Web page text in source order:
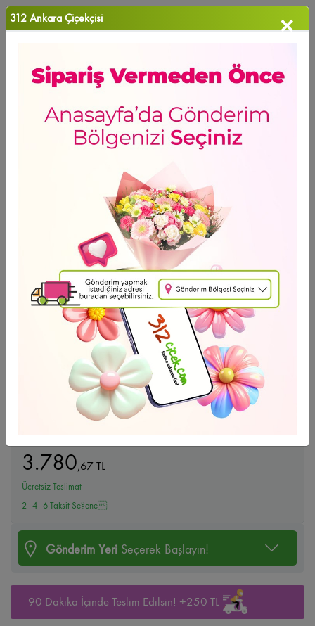
Anasayfa>Canım Annem
GÜNÜN FIRSATI
3.780,67 TL
Ücretsiz Teslimat
2 - 4 - 6 Taksit Se?enei
Gönderim Yeri Seçerek Başlayın!
90 Dakika İçinde Teslim Edilsin! +250 TL
312 Ankara Çiçekçisi ×